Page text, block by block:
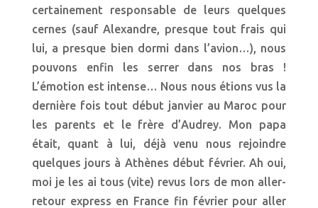
certainement responsable de leurs quelques
cernes (sauf Alexandre, presque tout frais qui
lui, a presque bien dormi dans l’avion…), nous
pouvons enfin les serrer dans nos bras !
L’émotion est intense… Nous nous étions vus la
dernière fois tout début janvier au Maroc pour
les parents et le frère d’Audrey. Mon papa
était, quant à lui, déjà venu nous rejoindre
quelques jours à Athènes début février. Ah oui,
moi je les ai tous (vite) revus lors de mon aller-
retour express en France fin février pour aller